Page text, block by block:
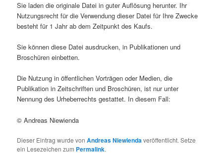
Sie laden die originale Datei in guter Auflösung herunter. Ihr
Nutzungsrecht für die Verwendung dieser Datei für Ihre Zwecke
besteht für 1 Jahr ab dem Zeitpunkt des Kaufs.
Sie können diese Datei ausdrucken, in Publikationen und
Broschüren einbetten.
Die Nutzung in öffentlichen Vorträgen oder Medien, die
Publikation in Zeitschriften und Broschüren, ist nur unter
Nennung des Urheberrechts gestattet. In diesem Fall:
© Andreas Niewienda
Dieser Eintrag wurde vonAndreas Niewiendaveröffentlicht. Setze
ein Lesezeichen zum Permalink.